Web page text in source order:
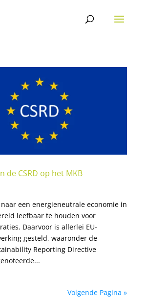
de CSRD op het MKB
een energieneutrale economie in
leefbaar te houden voor
Daarvoor is allerlei EU-
gesteld, waaronder de
Reporting Directive
Volgende Pagina »